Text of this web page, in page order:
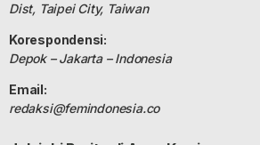
Dist, Taipei City, Taiwan
Korespondensi:
Depok – Jakarta – Indonesia
Email:
redaksi@femindonesia.co